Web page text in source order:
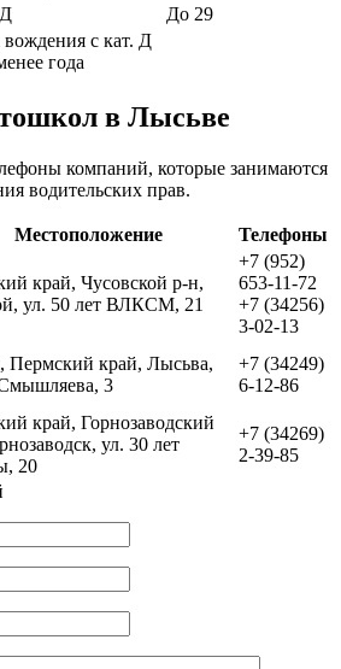
До 29
с кат. Д
года
в Лысьве
компаний, которые занимаются
водительских прав.
Местоположение Телефоны
край, Чусовской р-н,
ул. 50 лет ВЛКСМ, 21
+7 (952)
653-11-72
+7 (34256)
3-02-13
Пермский край, Лысьва,
3
+7 (34249)
6-12-86
край, Горнозаводский
ул. 30 лет
20
+7 (34269)
2-39-85